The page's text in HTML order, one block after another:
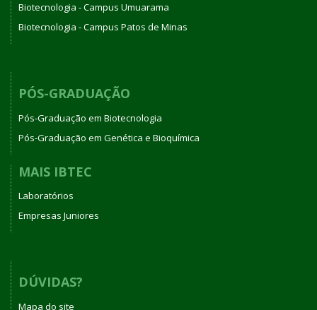
Biotecnologia - Campus Umuarama
Biotecnologia - Campus Patos de Minas
PÓS-GRADUAÇÃO
Pós-Graduação em Biotecnologia
Pós-Graduação em Genética e Bioquímica
MAIS IBTEC
Laboratórios
Empresas Juniores
DÚVIDAS?
Mapa do site